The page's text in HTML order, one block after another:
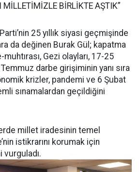
MİLLETİMİZLE BİRLİKTE AŞTIK”
25 yıllık siyasi geçmişinde
da değinen Burak Gül; kapatma
muhtırası, Gezi olayları, 17-25
darbe girişiminin yanı sıra
krizler, pandemi ve 6 Şubat
sınamalardan geçildiğini
millet iradesinin temel
istikrarını korumak için